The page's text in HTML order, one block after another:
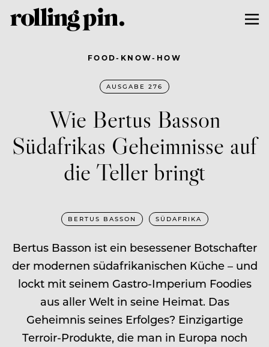
FOOD-KNOW-HOW
AUSGABE 276
Wie Bertus Basson
Südafrikas Geheimnisse auf
die Teller bringt
BERTUS BASSON SÜDAFRIKA
Bertus Basson ist ein besessener Botschafter
der modernen südafrikanischen Küche – und
lockt mit seinem Gastro-Imperium Foodies
aus aller Welt in seine Heimat. Das
Geheimnis seines Erfolges? Einzigartige
Terroir-Produkte, die man in Europa noch